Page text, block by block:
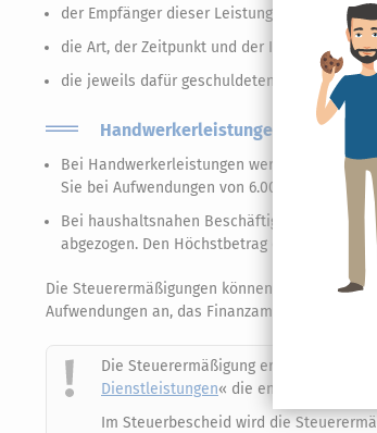
der Empfänger dieser Leistung,
die Art, der Zeitpunkt und der Inhalt der
die jeweils dafür geschuldeten Beträge.
Handwerkerleistungen in der
Bei Handwerkerleistungen werden 20% der
Sie bei Aufwendungen von 6.000 Euro im Jahr.
Bei haushaltsnahen Beschäftigungen und
abgezogen. Den Höchstbetrag erreichen Sie
Die Steuerermäßigungen können Sie
Aufwendungen an, das Finanzamt berechnet
Die Steuerermäßigung erhalten Sie auf
Dienstleistungen« die entsprechenden
Im Steuerbescheid wird die